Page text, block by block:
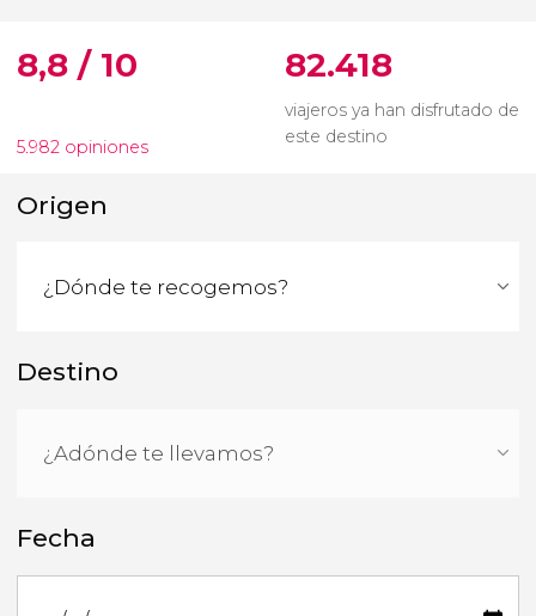
8,8 / 10
5.982 opiniones
82.418
viajeros ya han disfrutado de
este destino
Origen
Destino
Fecha